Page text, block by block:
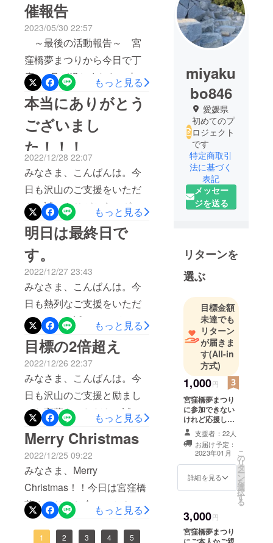
催報告
2023/05/30 22:57
～最後の活動報告～ 宮
窪橋夢まつりから今日で丁
度1ヶ月が経ちました。支援
者のみなさまにおかれまし
ては、リターン及び宮窪橋
夢まつりの企画運営にご満
足いただけましたでしょう
か。さて、今日は本プロ
ジェクトの最後の活動報告
といたしまして、会計報告
をさせていただきます。去
年11月28日のプロジェクト
開始時点では、宮窪橋夢ま
つり実行委員会単独の開催
を予定しておりましたが、
その後、今治市からご協力
のお申し出をいただき、最
終的に共催という形でのイ
ベント開催となりました。
当初、本プロジェクトペー
ジにてみなさまに実施をお
約束した各種リターンと、
イベントの催し物(野点、ラ
イブ、キッチンカー招聘、
餅まき)は全て、みなさまか
らいただいた支援金を活用
し実施いたしました。その
他、今治市をはじめ、クラ
ウドファンディング以外か
らいただきました有形無形
もっと見る
本当にありがとう
ございまし
た！！！
2022/12/28 22:07
みなさま、こんばんは。今
日も沢山のご支援をいただ
き、誠にありがとうござい
ました！！最終日をこのよ
うな形で迎えることができ
ましたのも、ひとえにみな
さまお一人お一人の本プロ
ジェクトへの深いご理解
と、温かいご支援のお陰で
す。ご支援の手続きに障害
があったとのご報告も数件
受けております。ご迷惑を
おかけしましたことをここ
にお詫び致します。また、
年末の貴重なお時間を割い
てのご支援に重ねてお礼を
申し上げます。今後は皆さ
まへのリターンを順次お届
けしてまいります。最初に
お送りするお礼のメールか
ら、みなさまとの直接のコ
ミュニケーションが始まる
もっと見る
明日は最終日で
す。
2022/12/27 23:43
みなさま、こんばんは。今
日も熱列なご支援をいただ
きまして、誠にありがとう
ございます！！今日は支援
者さまの人数が100名を超
え、支援金額は目標の3倍近
くに達しました。プロジェ
クト最終日を明日に控え、
喜びと安堵と、責任の重さ
を感じています。宮窪橋夢
公園プロジェクトをお手伝
いしてきた4年間を振り返る
と、何度もくじけそうなこ
とがありました。その度に
もっと見る
目標の2倍超え
2022/12/26 22:37
みなさま、こんばんは。今
日も沢山のご支援と励まし
のお言葉をいただき、誠に
ありがとうございます！お
陰様で、12月26日現在、目
標金額の２倍を超えるご支
援をいただいております。
金額はもちろんですが、私
がとても有難く感じている
のは支援者さまの数です。
もっと見る
Merry Christmas
2022/12/25 09:22
みなさま、Merry
Christmas！！今日は宮窪橋
夢まつりのお金のことも、
お天気のことも、工事のこ
とも、色々な心配を一旦休
もっと見る
1 2 3 4 5
miyaku
bo846
愛媛県
初めてのプ
ロジェクト
です
特定商取引
法に基づく
表記
メッセー
ジを送る
リターンを
選ぶ
目標金額
未達でも
リターン
が届きま
す(All-in
方式)
1,000円
宮窪橋夢まつり
に参加できない
けれど応援して
くださる方へお
すすめのプラン
です。 ■プロ
ジェクト終了
後、お礼のメッ
セージをメール
終了後、ご報告
のメールを送ら
せていただきま
支援者：22人
お届け予定：
2023年01月
詳細を見る
こ
の
リ
タ
ー
ン
を
選
択
す
る
3,000円
宮窪橋夢まつり